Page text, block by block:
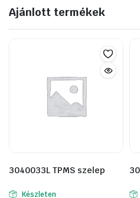
Ajánlott termékek
3040033L TPMS szelep
Készleten